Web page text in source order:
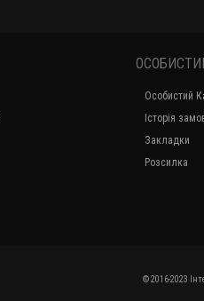
Особистий
Історія
Закладки
Розсилка
© 2016-2023